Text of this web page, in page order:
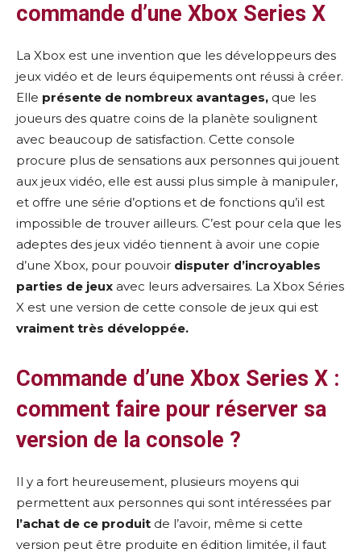
commande d’une Xbox Series X
La Xbox est une invention que les développeurs des
jeux vidéo et de leurs équipements ont réussi à créer.
Elle présente de nombreux avantages, que les
joueurs des quatre coins de la planète soulignent
avec beaucoup de satisfaction. Cette console
procure plus de sensations aux personnes qui jouent
aux jeux vidéo, elle est aussi plus simple à manipuler,
et offre une série d’options et de fonctions qu’il est
impossible de trouver ailleurs. C’est pour cela que les
adeptes des jeux vidéo tiennent à avoir une copie
d’une Xbox, pour pouvoir disputer d’incroyables
parties de jeux avec leurs adversaires. La Xbox Séries
X est une version de cette console de jeux qui est
vraiment très développée.
Commande d’une Xbox Series X :
comment faire pour réserver sa
version de la console ?
Il y a fort heureusement, plusieurs moyens qui
permettent aux personnes qui sont intéressées par
l’achat de ce produit de l’avoir, même si cette
version peut être produite en édition limitée, il faut